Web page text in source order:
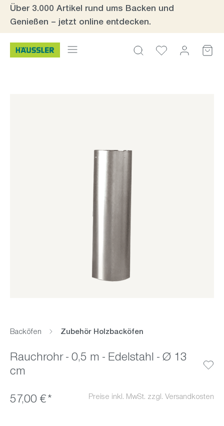
Zum Hauptinhalt springen
Über 3.000 Artikel rund ums Backen und
Genießen – jetzt online entdecken.
Backöfen Zubehör Holzbacköfen
Rauchrohr - 0,5 m - Edelstahl - Ø 13
cm
57,00 €* Preise inkl. MwSt. zzgl. Versandkosten